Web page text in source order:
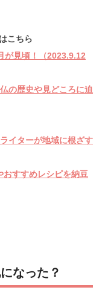
こちら
が見頃！（2023.9.12
の歴史や見どころに迫
イターが地域に根ざす
おすすめレシピを納豆
なった？